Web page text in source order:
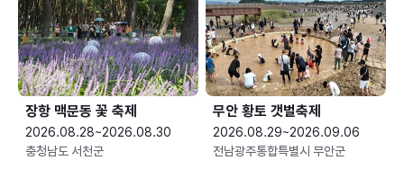
장항 맥문동 꽃 축제
2026.08.28~2026.08.30
충청남도 서천군
무안 황토 갯벌축제
2026.08.29~2026.09.06
전남광주통합특별시 무안군